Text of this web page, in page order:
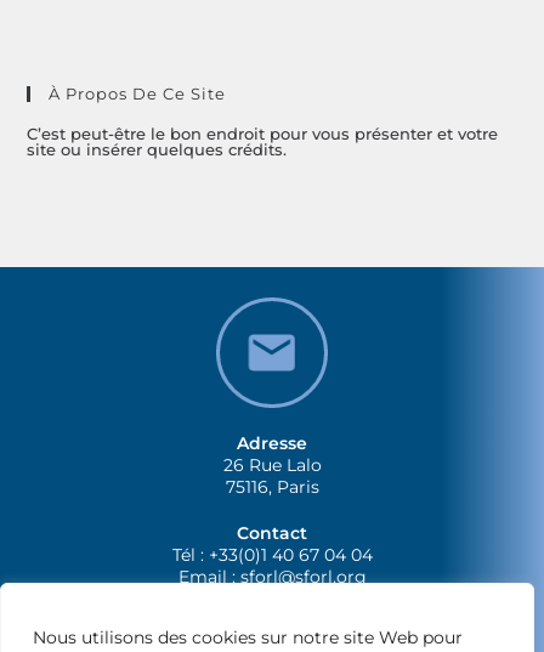
Nous utilisons des cookies sur notre site Web pour
À Propos De Ce Site
C’est peut-être le bon endroit pour vous présenter et votre
site ou insérer quelques crédits.
Adresse
26 Rue Lalo
75116, Paris
Contact
Tél : +33(0)1 40 67 04 04
Email :sforl@sforl.org